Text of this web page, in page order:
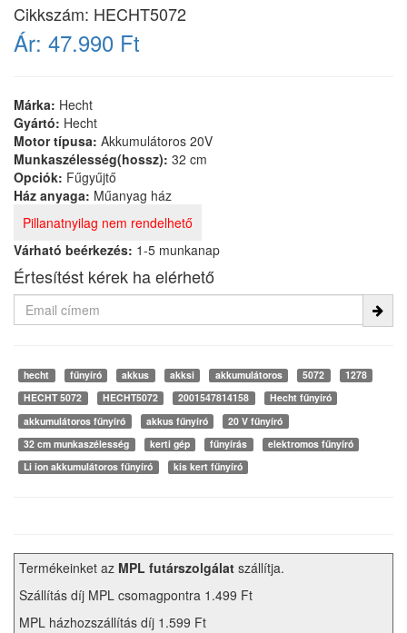
Cikkszám: HECHT5072
Ár: 47.990 Ft
Márka: Hecht
Gyártó: Hecht
Motor típusa: Akkumulátoros 20V
Munkaszélesség(hossz): 32 cm
Opciók: Fűgyűjtő
Ház anyaga: Műanyag ház
Pillanatnyilag nem rendelhető
Várható beérkezés: 1-5 munkanap
Értesítést kérek ha elérhető
hecht fűnyíró akkus akksi akkumulátoros 5072
1278
HECHT 5072
HECHT5072 2001547814158
Hecht fűnyíró
akkumulátoros fűnyíró
akkus fűnyíró
20 V fűnyíró
32 cm munkaszélesség
kerti gép fűnyírás
elektromos fűnyíró
Li ion akkumulátoros fűnyíró
kis kert fűnyíró
Termékeinket az MPL futárszolgálat szállítja.
Szállítás díj MPL csomagpontra 1.499 Ft
MPL házhozszállítás díj 1.599 Ft